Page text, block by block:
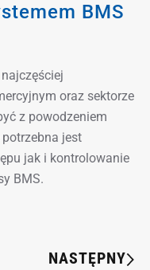
BMS
oraz sektorze
z powodzeniem
jest
jak i kontrolowanie
BMS.
NASTĘPNY